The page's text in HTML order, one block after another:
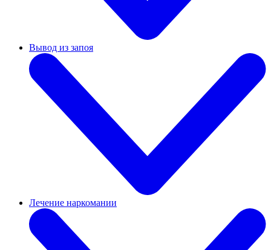
Вывод из запоя
Лечение наркомании